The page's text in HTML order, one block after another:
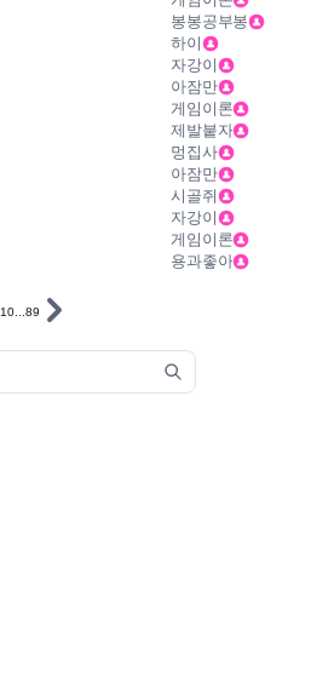
봉봉공부봉
하이
자강이
아잠만
게임이론
제발붙자
멍집사
아잠만
시골쥐
자강이
게임이론
용과좋아
10... 89